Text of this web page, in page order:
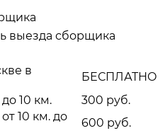
выезда сборщика
в
БЕСПЛАТНО
10 км.
300 руб.
10 км. до
600 руб.